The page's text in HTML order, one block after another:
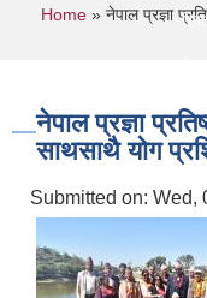
रिक्त
You are
Home» नेपाल प्रज्ञा
नेपाल प्रज्ञा
साथसाथै योग
Submitted on: Wed,